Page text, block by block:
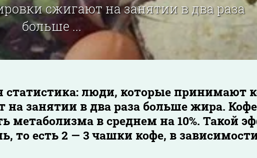
сжигают на занятии в два раза
больше ...
люди, которые принимают
на занятии в два раза больше жира.
метаболизма в среднем на 10%. Такой
то есть 2 — 3 чашки кофе, в